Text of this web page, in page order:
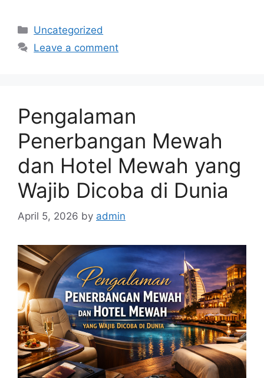
Categories
Uncategorized
Leave a comment
Pengalaman
Penerbangan Mewah
dan Hotel Mewah yang
Wajib Dicoba di Dunia
April 5, 2026 by admin